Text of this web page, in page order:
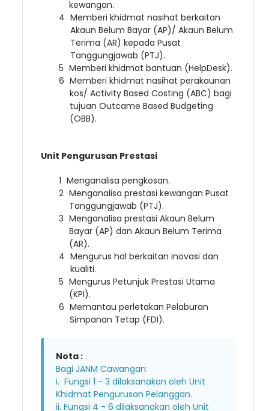
kewangan.
Memberi khidmat nasihat berkaitan
Akaun Belum Bayar (AP)/ Akaun Belum
Terima (AR) kepada Pusat
Tanggungjawab (PTJ).
Memberi khidmat bantuan (HelpDesk).
Memberi khidmat nasihat perakaunan
kos/ Activity Based Costing (ABC) bagi
tujuan Outcame Based Budgeting
(OBB).
Unit Pengurusan Prestasi
Menganalisa pengkosan.
Menganalisa prestasi kewangan Pusat
Tanggungjawab (PTJ).
Menganalisa prestasi Akaun Belum
Bayar (AP) dan Akaun Belum Terima
(AR).
Mengurus hal berkaitan inovasi dan
kualiti.
Mengurus Petunjuk Prestasi Utama
(KPI).
Memantau perletakan Pelaburan
Simpanan Tetap (FDI).
Nota :
Bagi JANM Cawangan:
i. Fungsi 1 - 3 dilaksanakan oleh Unit
Khidmat Pengurusan Pelanggan.
ii. Fungsi 4 - 6 dilaksanakan oleh Unit